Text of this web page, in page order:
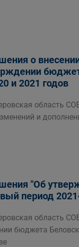
о
и 2021 годов
область
и
"Об
период
область
бюджета